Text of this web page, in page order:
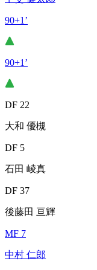
90+1’
90+1’
DF 22
大和 優槻
DF 5
石田 崚真
DF 37
後藤田 亘輝
MF 7
中村 仁郎